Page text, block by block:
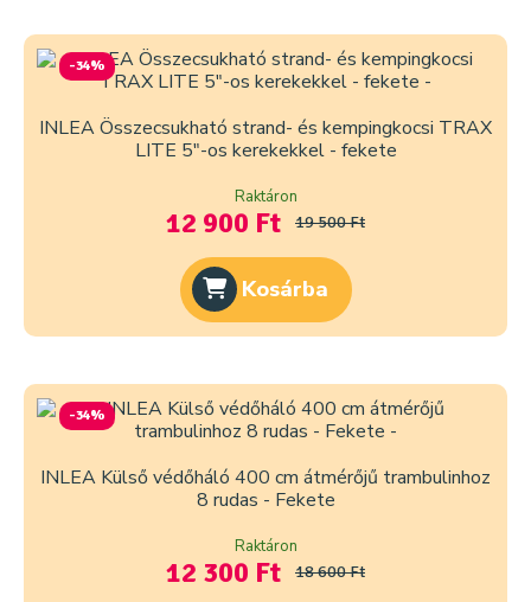
-34%
INLEA Összecsukható strand- és kempingkocsi TRAX
LITE 5″-os kerekekkel - fekete
Raktáron
12 900 Ft 19 500 Ft
Kosárba
-34%
INLEA Külső védőháló 400 cm átmérőjű trambulinhoz
8 rudas - Fekete
Raktáron
12 300 Ft 18 600 Ft